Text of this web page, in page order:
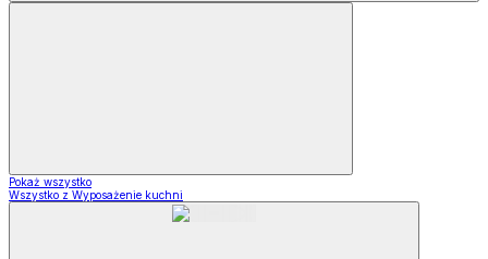
Pokaż wszystko
Wszystko z Wyposażenie kuchni